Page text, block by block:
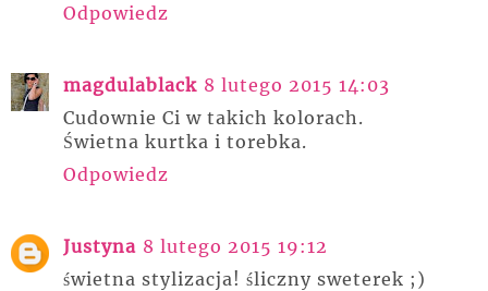
Odpowiedz
magdulablack 8 lutego 2015 14:03
Cudownie Ci w takich kolorach.
Świetna kurtka i torebka.
Odpowiedz
Justyna 8 lutego 2015 19:12
świetna stylizacja! śliczny sweterek ;)